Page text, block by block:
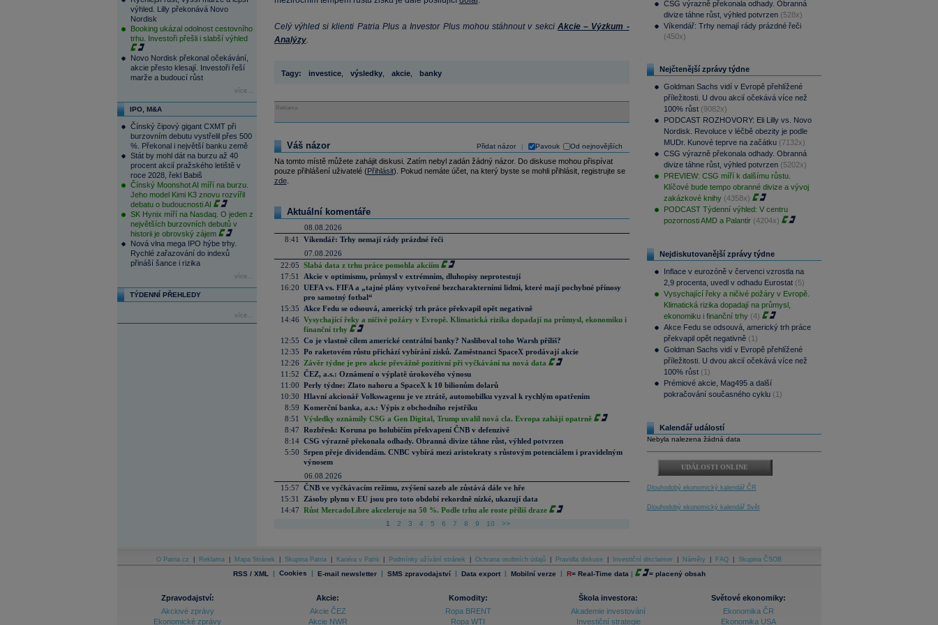
výhled. Lilly překonává Novo
Nordisk
Booking ukázal odolnost cestovního
trhu. Investoři přešli i slabší výhled
Novo Nordisk překonal očekávání,
akcie přesto klesají. Investoři řeší
marže a budoucí růst
více...
IPO, M&A
Čínský čipový gigant CXMT při
burzovním debutu vystřelil přes 500
%. Překonal i největší banku země
Stát by mohl dát na burzu až 40
procent akcií pražského letiště v
roce 2028, řekl Babiš
Čínský Moonshot AI míří na burzu.
Jeho model Kimi K3 znovu rozvířil
debatu o budoucnosti AI
SK Hynix míří na Nasdaq. O jeden z
největších burzovních debutů v
historii je obrovský zájem
Nová vlna mega IPO hýbe trhy.
Rychlé zařazování do indexů
přináší šance i rizika
více...
TÝDENNÍ PŘEHLEDY
více...
Celý výhled si klienti Patria Plus a Investor Plus mohou stáhnout v sekci Akcie – Výzkum -
Analýzy.
Tagy: investice, výsledky, akcie, banky
Reklama
Přidat názor Pavouk Od nejnovějších
Váš názor
Na tomto místě můžete zahájit diskusi. Zatím nebyl zadán žádný názor. Do diskuse mohou přispívat
pouze přihlášení uživatelé (Přihlásit). Pokud nemáte účet, na který byste se mohli přihlásit, registrujte se
zde.
Aktuální komentáře
08.08.2026
8:41
Víkendář: Trhy nemají rády prázdné řeči
07.08.2026
22:05 Slabá data z trhu práce pomohla akciím
17:51
Akcie v optimismu, průmysl v extrémním, dluhopisy neprotestují
16:20 UEFA vs. FIFA a „tajné plány vytvořené bezcharakterními lidmi, které mají pochybné přínosy
pro samotný fotbal“
15:35
Akce Fedu se odsouvá, americký trh práce překvapil opět negativně
14:46 Vysychající řeky a ničivé požáry v Evropě. Klimatická rizika dopadají na průmysl, ekonomiku i
finanční trhy
12:55 Co je vlastně cílem americké centrální banky? Nasliboval toho Warsh příliš?
12:35 Po raketovém růstu přichází vybírání zisků. Zaměstnanci SpaceX prodávají akcie
12:26
Závěr týdne je pro akcie převážně pozitivní při vyčkávání na nová data
11:52 ČEZ, a.s.: Oznámení o výplatě úrokového výnosu
11:00 Perly týdne: Zlato nahoru a SpaceX k 10 bilionům dolarů
10:30 Hlavní akcionář Volkswagenu je ve ztrátě, automobilku vyzval k rychlým opatřením
8:59 Komerční banka, a.s.: Výpis z obchodního rejstříku
8:51
Výsledky oznámily CSG a Gen Digital, Trump uvalil nová cla. Evropa zahájí opatrně
8:47 Rozbřesk: Koruna po holubičím překvapení ČNB v defenzivě
8:14 CSG výrazně překonala odhady. Obranná divize táhne růst, výhled potvrzen
5:50 Srpen přeje dividendám. CNBC vybírá mezi aristokraty s růstovým potenciálem i pravidelným
výnosem
06.08.2026
15:57 ČNB ve vyčkávacím režimu, zvýšení sazeb ale zůstává dále ve hře
15:31
Zásoby plynu v EU jsou pro toto období rekordně nízké, ukazují data
14:47 Růst MercadoLibre akceleruje na 50 %. Podle trhu ale roste příliš draze
1 2 3 4 5 6 7 8 9 10 >>
CSG výrazně překonala odhady. Obranná
divize táhne růst, výhled potvrzen (528x)
Víkendář: Trhy nemají rády prázdné řeči
(450x)
Nejčtenější zprávy týdne
Goldman Sachs vidí v Evropě přehlížené
příležitosti. U dvou akcií očekává více než
100% růst (9082x)
PODCAST ROZHOVORY: Eli Lilly vs. Novo
Nordisk. Revoluce v léčbě obezity je podle
MUDr. Kunové teprve na začátku (7132x)
CSG výrazně překonala odhady. Obranná
divize táhne růst, výhled potvrzen (5202x)
PREVIEW: CSG míří k dalšímu růstu.
Klíčové bude tempo obranné divize a vývoj
zakázkové knihy (4358x)
PODCAST Týdenní výhled: V centru
pozornosti AMD a Palantir (4204x)
Nejdiskutovanější zprávy týdne
Inflace v eurozóně v červenci vzrostla na
2,9 procenta, uvedl v odhadu Eurostat (5)
Vysychající řeky a ničivé požáry v Evropě.
Klimatická rizika dopadají na průmysl,
ekonomiku i finanční trhy (4)
Akce Fedu se odsouvá, americký trh práce
překvapil opět negativně (1)
Goldman Sachs vidí v Evropě přehlížené
příležitosti. U dvou akcií očekává více než
100% růst (1)
Prémiové akcie, Mag495 a další
pokračování současného cyklu (1)
Kalendář událostí
Nebyla nalezena žádná data
UDÁLOSTI ONLINE
Dlouhodobý ekonomický kalendář ČR
Dlouhodobý ekonomický kalendář Svět
O Patria.cz Reklama Mapa Stránek Skupina Patria Kariéra v Patrii Podmínky užívání stránek Ochrana osobních údajů Pravidla diskuse Investiční disclaimer Náměty FAQ Skupina ČSOB
RSS / XML | Cookies | E-mail newsletter | SMS zpravodajství | Data export | Mobilní verze | R= Real-Time data | = placený obsah
Zpravodajství:
Akciové zprávy
Ekonomické zprávy
Akcie:
Akcie ČEZ
Akcie NWR
Komodity:
Ropa BRENT
Ropa WTI
Škola investora:
Akademie investování
Investiční strategie
Světové ekonomiky:
Ekonomika ČR
Ekonomika USA